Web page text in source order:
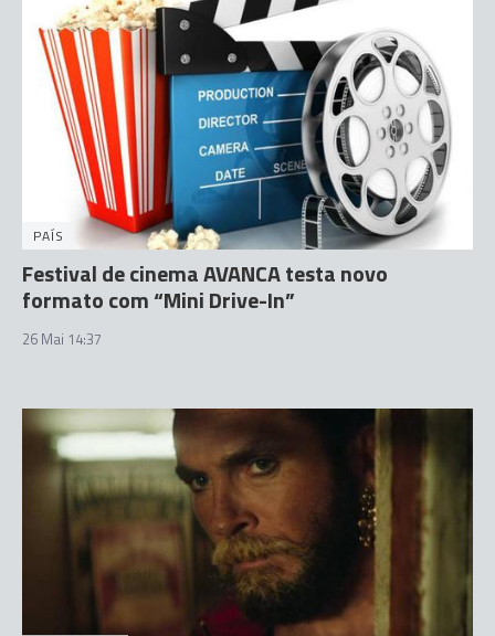
PAÍS
Festival de cinema AVANCA testa novo
formato com “Mini Drive-In”
26 Mai 14:37